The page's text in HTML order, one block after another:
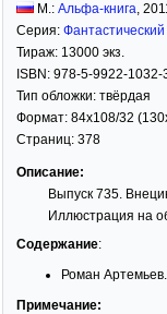
М.: Альфа-книга,
Серия:
Тираж: 13000 экз.
ISBN: 978-5-9922-1032-
Тип обложки: твёрдая
Формат: 84x108/32
Страниц: 378
Описание:
Выпуск 735.
Иллюстрация на
Содержание:
Роман Артемьев.
Примечание: